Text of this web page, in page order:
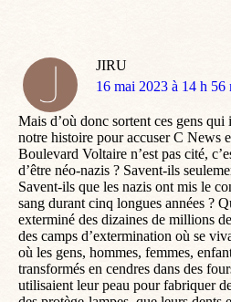
JIRU
dit
16 mai 2023 à 14 h 56
Mais d’où donc sortent ces gens
notre histoire pour accuser C News
Boulevard Voltaire n’est pas cité,
d’être néo-nazis ? Savent-ils
Savent-ils que les nazis ont mis le
sang durant cinq longues années ?
exterminé des dizaines de millions
des camps d’extermination où se
où les gens, hommes, femmes,
transformés en cendres dans des
utilisaient leur peau pour fabriquer